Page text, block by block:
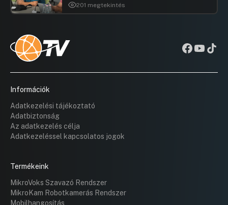
201 megtekintés
Információk
Adatkezelési tájékoztató
Adatbiztonság
Az adatkezelés célja
Adatkezeléssel kapcsolatos jogok
Termékeink
MikroVoks Szavazó Rendszer
MikroKam Robotkamerás Rendszer
Mobilhangosítás